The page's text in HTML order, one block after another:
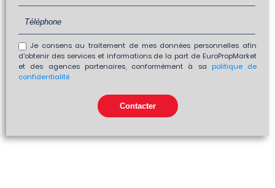
Je consens au traitement de mes données personnelles afin
d'obtenir des services et informations de la part de EuroPropMarket
et des agences partenaires, conformément à sa politique de
confidentialité